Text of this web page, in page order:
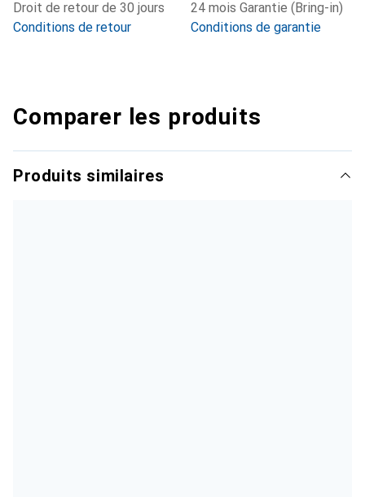
Droit de retour de 30 jours
Conditions de retour
24 mois Garantie (Bring-in)
Conditions de garantie
Comparer les produits
Produits similaires